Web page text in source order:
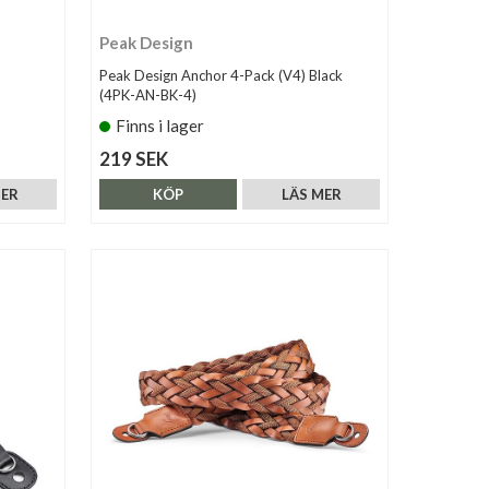
Peak Design
Peak Design Anchor 4-Pack (V4) Black
(4PK-AN-BK-4)
Finns i lager
219 SEK
LÄS MER
KÖP